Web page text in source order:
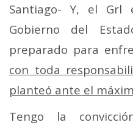
Santiago- Y, el Grl
Gobierno del
preparado para
con toda
planteó ante el
Tengo la